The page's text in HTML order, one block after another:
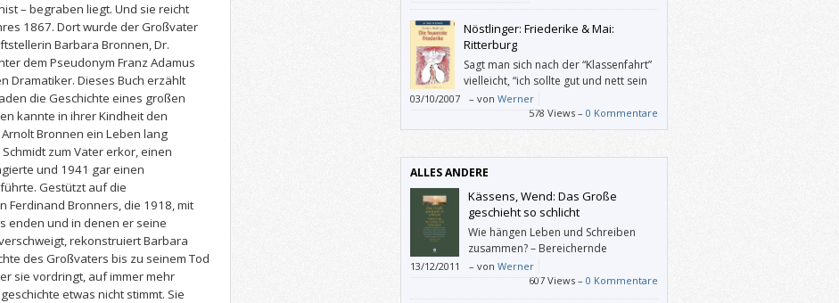
– begraben liegt. Und sie reicht
1867. Dort wurde der Großvater
Barbara Bronnen, Dr.
dem Pseudonym Franz Adamus
Dramatiker. Dieses Buch erzählt
die Geschichte eines großen
kannte in ihrer Kindheit den
Bronnen ein Leben lang
zum Vater erkor, einen
und 1941 gar einen
Gestützt auf die
Ferdinand Bronners, die 1918, mit
enden und in denen er seine
rekonstruiert Barbara
des Großvaters bis zu seinem Tod
sie vordringt, auf immer mehr
etwas nicht stimmt. Sie
Nöstlinger: Friederike & Mai:
Ritterburg
Sagt man sich nach der “Klassenfahrt”
vielleicht, “ich sollte gut und nett sein
und überdies Frauen respektieren”, so
fallen einem bei “Friederike” einerseits ganz
nebenbei viele persönliche Bilder und Sätze ein,
und andererseits möchte man doch selbst rote
Haare haben, wenn man damit fliegen könnte.
Vor allen bösen Menschen und Umständen
einfach wegfliegen.
03/10/2007 – von Werner
578 Views – 0 Kommentare
ALLES ANDERE
Kässens, Wend: Das Große
geschieht so schlicht
Wie hängen Leben und Schreiben
zusammen? – Bereichernde
Interviews mit SchriftstellerInnen.
13/12/2011 – von Werner
607 Views – 0 Kommentare